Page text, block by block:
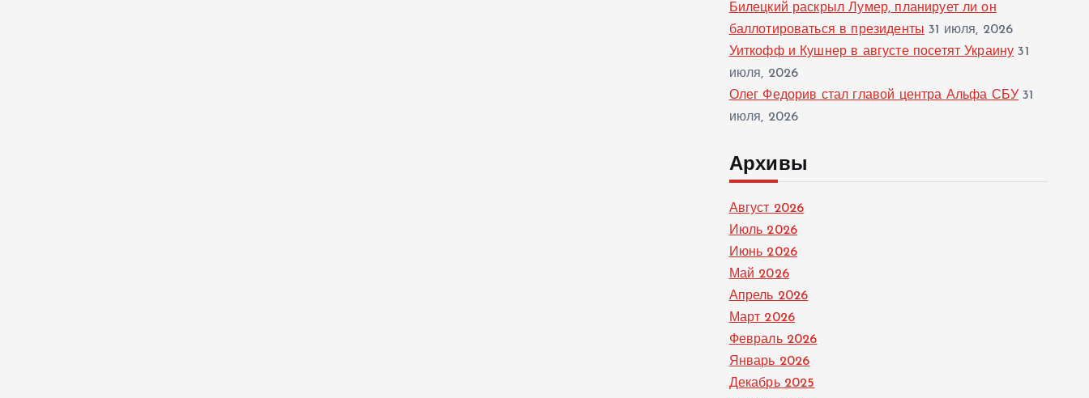
Билецкий раскрыл Лумер, планирует ли он
баллотироваться в президенты 31 июля, 2026
Уиткофф и Кушнер в августе посетят Украину 31
июля, 2026
Олег Федорив стал главой центра Альфа СБУ 31
июля, 2026
Архивы
Август 2026
Июль 2026
Июнь 2026
Май 2026
Апрель 2026
Март 2026
Февраль 2026
Январь 2026
Декабрь 2025